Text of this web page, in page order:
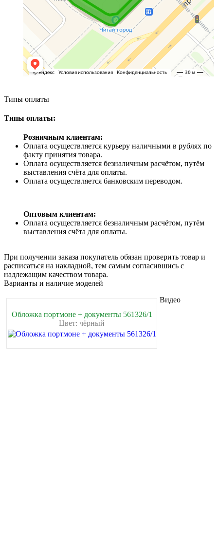
Типы оплаты
Типы оплаты:
Розничным клиентам:
Оплата осуществляется курьеру наличными в рублях по
факту принятия товара.
Оплата осуществляется безналичным расчётом, путём
выставления счёта для оплаты.
Оплата осуществляется банковским переводом.
Оптовым клиентам:
Оплата осуществляется безналичным расчётом, путём
выставления счёта для оплаты.
При получении заказа покупатель обязан проверить товар и
расписаться на накладной, тем самым согласившись с
надлежащим качеством товара.
Варианты и наличие моделей
Обложка портмоне + документы 561326/1
Цвет: чёрный
Видео